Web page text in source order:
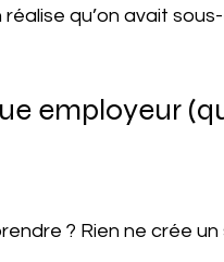
qu’on avait
employeur
? Rien ne crée un